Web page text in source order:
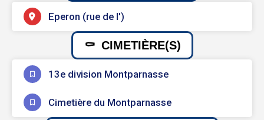
Eperon (rue de l')
CIMETIÈRE(S)
13e division Montparnasse
Cimetière du Montparnasse